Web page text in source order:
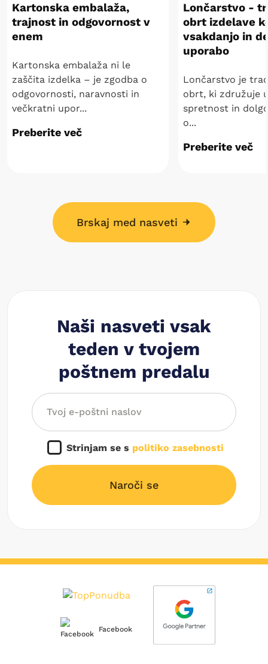
Kartonska embalaža,
trajnost in odgovornost v
enem
Kartonska embalaža ni le
zaščita izdelka – je zgodba o
odgovornosti, naravnosti in
večkratni upor...
Preberite več
Lončarstvo -
obrt izdelave
vsakdanjo in
uporabo
Lončarstvo je
obrt, ki združuje
spretnost in
o...
Preberite več
Brskaj med nasveti
Naši nasveti vsak
teden v tvojem
poštnem predalu
Strinjam se s politiko zasebnosti
Naroči se
Facebook